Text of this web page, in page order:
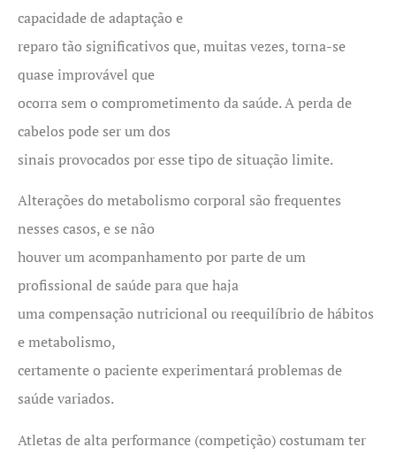
capacidade de adaptação e
reparo tão significativos que, muitas vezes, torna-se
quase improvável que
ocorra sem o comprometimento da saúde. A perda de
cabelos pode ser um dos
sinais provocados por esse tipo de situação limite.
Alterações do metabolismo corporal são frequentes
nesses casos, e se não
houver um acompanhamento por parte de um
profissional de saúde para que haja
uma compensação nutricional ou reequilíbrio de hábitos
e metabolismo,
certamente o paciente experimentará problemas de
saúde variados.
Atletas de alta performance (competição) costumam ter